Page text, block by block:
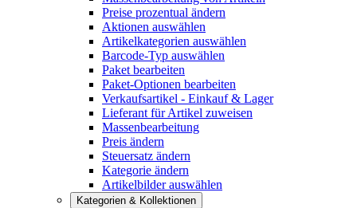
Preise prozentual ändern
Aktionen auswählen
Artikelkategorien auswählen
Barcode-Typ auswählen
Paket bearbeiten
Paket-Optionen bearbeiten
Verkaufsartikel - Einkauf & Lager
Lieferant für Artikel zuweisen
Massenbearbeitung
Preis ändern
Steuersatz ändern
Kategorie ändern
Artikelbilder auswählen
Kategorien & Kollektionen